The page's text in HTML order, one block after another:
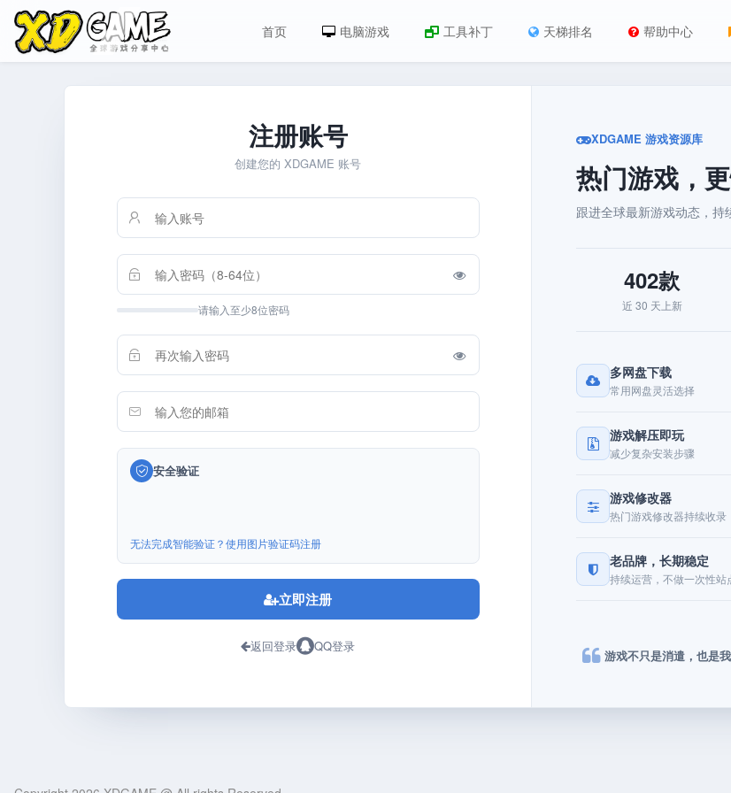
首页 电脑游戏 工具补丁 天梯排名 帮助中心
注册账号
创建您的 XDGAME 账号
请输入至少8位密码
安全验证
无法完成智能验证？使用图片验证码注册
立即注册
返回登录 QQ登录
XDGAME 游戏资源库
热门游戏，
跟进全球最新游戏动态，持
402款
近 30 天上新
多网盘下载
常用网盘灵活选择
游戏解压即玩
减少复杂安装步骤
游戏修改器
热门游戏修改器持续收录
老品牌，长期稳定
持续运营，不做一次性站
游戏不只是消遣，也是